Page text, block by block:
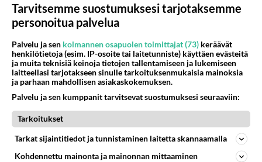
Selviytyjät Suomi jymy-yllättäjä - Kristian
Heiskari ei pelkää vanhoja syntejä: "Latu
finaaliin..."
Selviytyjät Suomi palaa uusin kuvioin ja Kristian Heiskari on
mukana uudemman kerran.
Tarvitsemme suostumuksesi tarjotaksemme
personoitua palvelua
Palvelu ja sen kolmannen osapuolen toimittajat (73) keräävät
henkilötietoja (esim. IP-osoite tai laitetunniste) käyttäen evästeitä
ja muita teknisiä keinoja tietojen tallentamiseen ja lukemiseen
laitteellasi tarjotakseen sinulle tarkoituksenmukaisia mainoksia
ja parhaan mahdollisen asiakaskokemuksen.
Palvelu ja sen kumppanit tarvitsevat suostumuksesi seuraaviin:
Tarkoitukset
Tarkat sijaintitiedot ja tunnistaminen laitetta skannaamalla
Kohdennettu mainonta ja mainonnan mittaaminen